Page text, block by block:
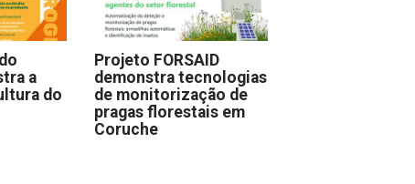
a
do
Projeto FORSAID
demonstra tecnologias
de monitorização de
pragas florestais em
Coruche